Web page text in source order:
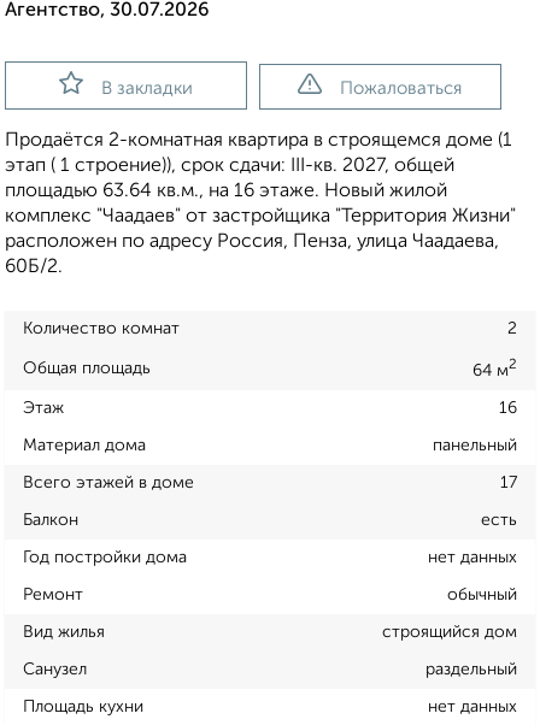
Агентство, 30.07.2026
В закладки Пожаловаться
Продаётся 2-комнатная квартира в строящемся доме (1
этап ( 1 строение)), срок сдачи: III-кв. 2027, общей
площадью 63.64 кв.м., на 16 этаже. Новый жилой
комплекс "Чаадаев" от застройщика "Территория Жизни"
расположен по адресу Россия, Пенза, улица Чаадаева,
60Б/2.
Количество комнат 2
Общая площадь 64 м2
Этаж 16
Материал дома панельный
Всего этажей в доме 17
Балкон есть
Год постройки дома нет данных
Ремонт обычный
Вид жилья строящийся дом
Санузел раздельный
Площадь кухни нет данных